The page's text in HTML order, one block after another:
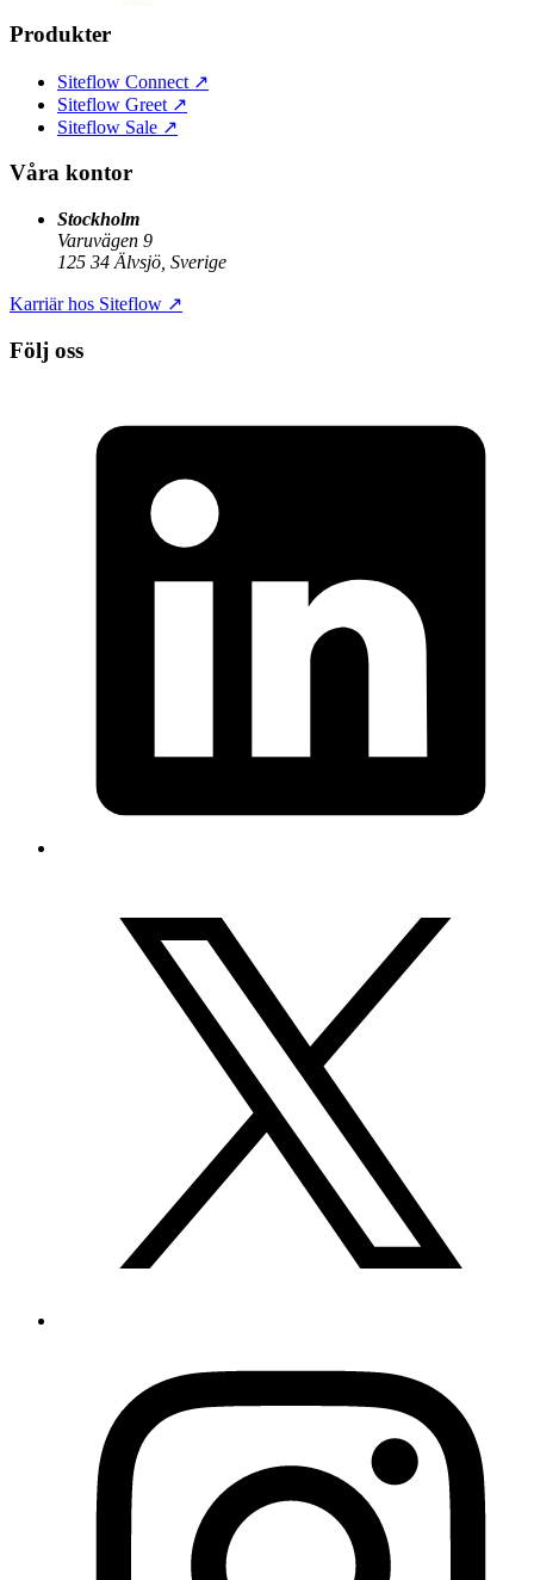
Produkter
Siteflow Connect ↗
Siteflow Greet ↗
Siteflow Sale ↗
Våra kontor
Stockholm
Varuvägen 9
125 34 Älvsjö, Sverige
Karriär hos Siteflow ↗
Följ oss